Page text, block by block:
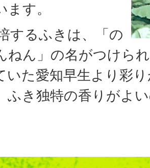
す。
するふきは、「の
ねん」の名がつけら
いた愛知早生より彩
ふき独特の香りがよ